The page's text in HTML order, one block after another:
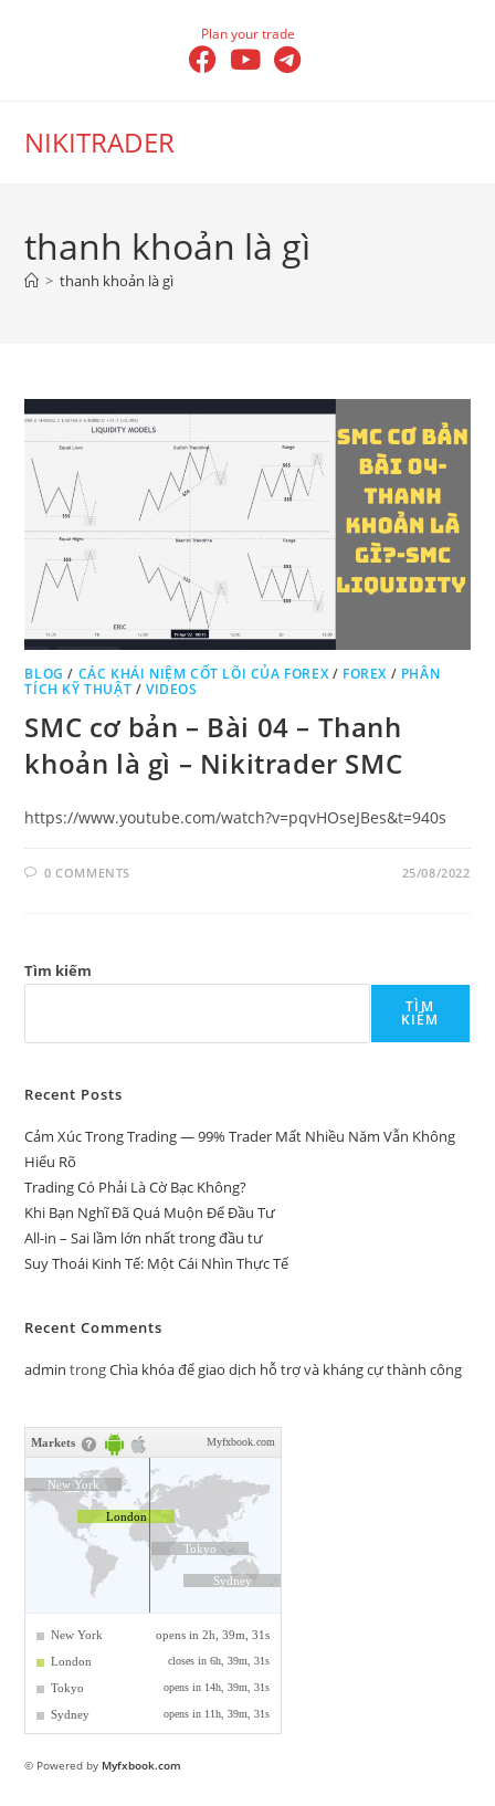
Plan your trade
NIKITRADER
thanh khoản là gì
> thanh khoản là gì
BLOG / CÁC KHÁI NIỆM CỐT LÕI CỦA FOREX/ FOREX / PHÂN
TÍCH KỸ THUẬT /VIDEOS
SMC cơ bản – Bài 04 – Thanh
khoản là gì – Nikitrader SMC
https://www.youtube.com/watch?v=pqvHOseJBes&t=940s
0 COMMENTS 25/08/2022
Tìm kiếm
TÌM
KIẾM
Recent Posts
Cảm Xúc Trong Trading — 99% Trader Mất Nhiều Năm Vẫn Không
Hiểu Rõ
Trading Có Phải Là Cờ Bạc Không?
Khi Bạn Nghĩ Đã Quá Muộn Để Đầu Tư
All-in – Sai lầm lớn nhất trong đầu tư
Suy Thoái Kinh Tế: Một Cái Nhìn Thực Tế
Recent Comments
admin trongChìa khóa để giao dịch hỗ trợ và kháng cự thành công
© Powered by Myfxbook.com